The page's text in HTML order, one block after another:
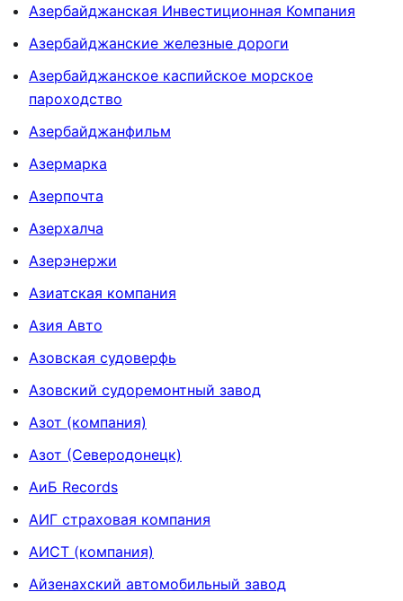
Азербайджанская Инвестиционная Компания
Азербайджанские железные дороги
Азербайджанское каспийское морское
пароходство
Азербайджанфильм
Азермарка
Азерпочта
Азерхалча
Азерэнержи
Азиатская компания
Азия Авто
Азовская судоверфь
Азовский судоремонтный завод
Азот (компания)
Азот (Северодонецк)
АиБ Records
АИГ страховая компания
АИСТ (компания)
Айзенахский автомобильный завод